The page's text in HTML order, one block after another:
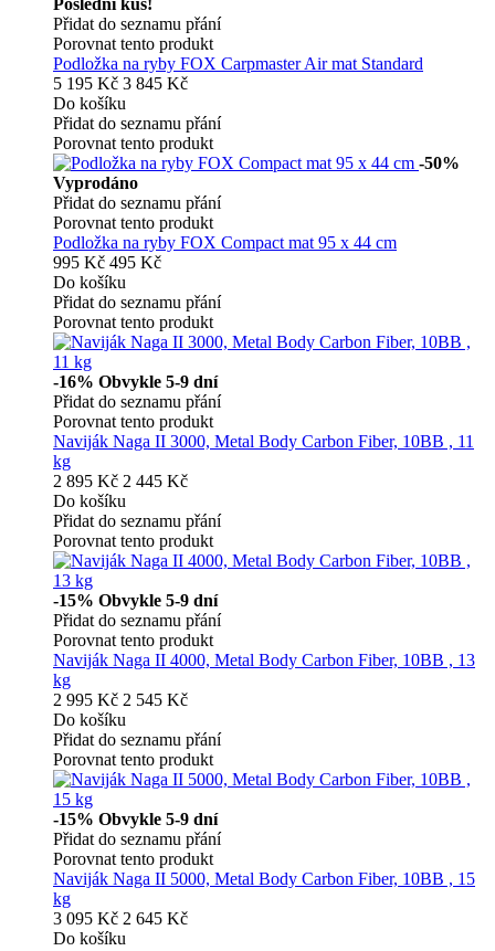
Poslední kus!
Přidat do seznamu přání
Porovnat tento produkt
Podložka na ryby FOX Carpmaster Air mat Standard
5 195 Kč 3 845 Kč
Do košíku
Přidat do seznamu přání
Porovnat tento produkt
-50%
Vyprodáno
Přidat do seznamu přání
Porovnat tento produkt
Podložka na ryby FOX Compact mat 95 x 44 cm
995 Kč 495 Kč
Do košíku
Přidat do seznamu přání
Porovnat tento produkt
-16% Obvykle 5-9 dní
Přidat do seznamu přání
Porovnat tento produkt
Naviják Naga II 3000, Metal Body Carbon Fiber, 10BB , 11
kg
2 895 Kč 2 445 Kč
Do košíku
Přidat do seznamu přání
Porovnat tento produkt
-15% Obvykle 5-9 dní
Přidat do seznamu přání
Porovnat tento produkt
Naviják Naga II 4000, Metal Body Carbon Fiber, 10BB , 13
kg
2 995 Kč 2 545 Kč
Do košíku
Přidat do seznamu přání
Porovnat tento produkt
-15% Obvykle 5-9 dní
Přidat do seznamu přání
Porovnat tento produkt
Naviják Naga II 5000, Metal Body Carbon Fiber, 10BB , 15
kg
3 095 Kč 2 645 Kč
Do košíku